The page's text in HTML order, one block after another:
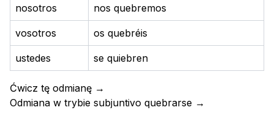
nosotros nos quebremos
vosotros os quebréis
ustedes se quiebren
Ćwicz tę odmianę →
Odmiana w trybie subjuntivo quebrarse →